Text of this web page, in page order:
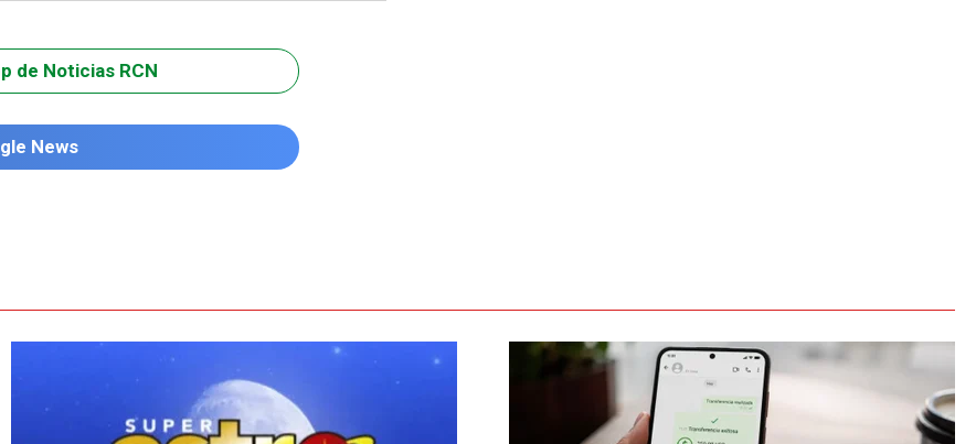
de Noticias RCN
News